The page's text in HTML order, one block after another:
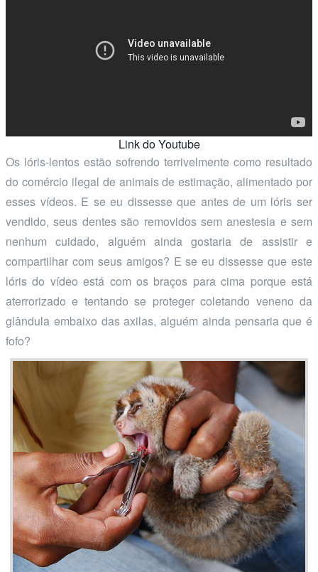
Link do Youtube
Os lóris-lentos estão sofrendo terrivelmente como resultado
do comércio ilegal de animais de estimação, alimentado por
esses vídeos. E se eu dissesse que antes de um lóris ser
vendido, seus dentes são removidos sem anestesia e sem
nenhum cuidado, alguém ainda gostaria de assistir e
compartilhar com seus amigos? E se eu dissesse que este
lóris do vídeo está com os braços para cima porque está
aterrorizado e tentando se proteger coletando veneno da
glândula embaixo das axilas, alguém ainda pensaria que é
fofo?